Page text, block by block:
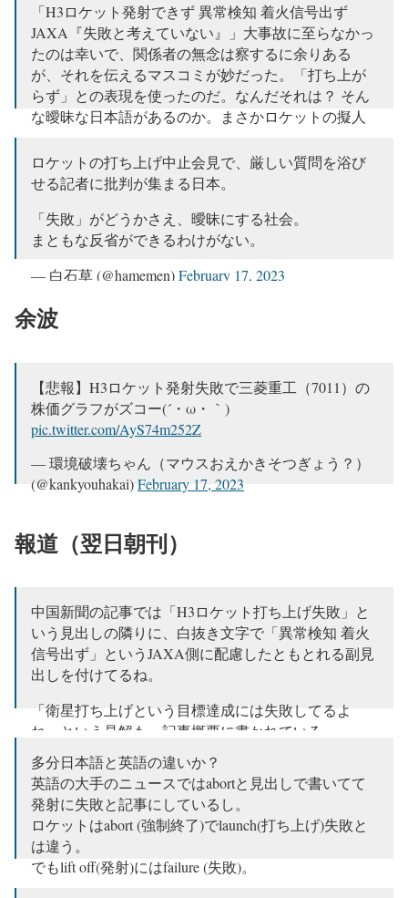
— 白坂和哉｜YouTuber 3.7万人＆ジャーナリスト ”突
き刺さる” 政治情報を提供します！ (@shirasaka_k)
February 18, 2023
「H3ロケット発射できず 異常検知 着火信号出ず
JAXA『失敗と考えていない』」大事故に至らなかっ
たのは幸いで、関係者の無念は察するに余りある
が、それを伝えるマスコミが妙だった。「打ち上が
らず」との表現を使ったのだ。なんだそれは？ そん
な曖昧な日本語があるのか。まさかロケットの擬人
— 立川談四楼 (@Dgoutokuji)February 18, 2023
ロケットの打ち上げ中止会見で、厳しい質問を浴び
せる記者に批判が集まる日本。
「失敗」がどうかさえ、曖昧にする社会。
まともな反省ができるわけがない。
— 白石草 (@hamemen)February 17, 2023
余波
【悲報】H3ロケット発射失敗で三菱重工（7011）の
株価グラフがズコー(´・ω・｀)
pic.twitter.com/AyS74m252Z
— 環境破壊ちゃん（マウスおえかきそつぎょう？）
(@kankyouhakai)February 17, 2023
報道（翌日朝刊）
中国新聞の記事では「H3ロケット打ち上げ失敗」と
いう見出しの隣りに、白抜き文字で「異常検知 着火
信号出ず」というJAXA側に配慮したともとれる副見
出しを付けてるね。
「衛星打ち上げという目標達成には失敗してるよ
ね」という見解も、記事概要に書かれている。
https://t.co/kUqveZjd7i
pic.twitter.com/e4U209iBf6
— Westwind (ペーター) (@denpa_westwind)February 18,
2023
多分日本語と英語の違いか？
英語の大手のニュースではabortと見出しで書いてて
発射に失敗と記事にしているし。
ロケットはabort (強制終了)でlaunch(打ち上げ)失敗と
は違う。
でもlift off(発射)にはfailure (失敗)。